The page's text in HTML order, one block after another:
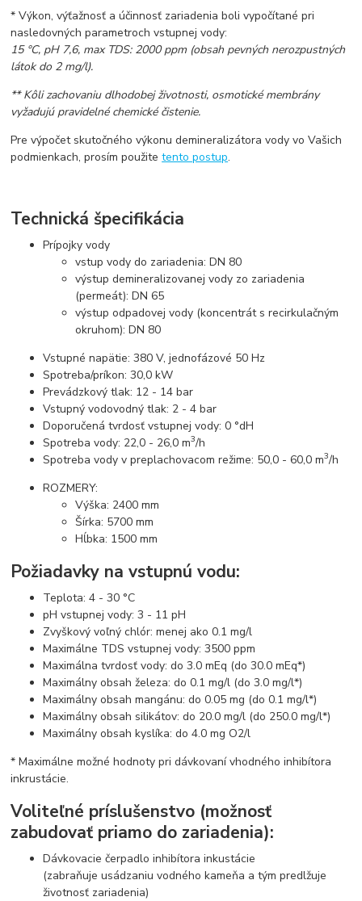
* Výkon, výťažnosť a účinnosť zariadenia boli vypočítané pri
nasledovných parametroch vstupnej vody:
15 °C, pH 7,6, max TDS: 2000 ppm (obsah pevných nerozpustných
látok do 2 mg/l).
**Kôli zachovaniu dlhodobej životnosti, osmotické membrány
vyžadujú pravidelné chemické čistenie.
Pre výpočet skutočného výkonu demineralizátora vody vo Vašich
podmienkach, prosím použitetento postup.
Technická špecifikácia
Prípojky vody
vstup vody do zariadenia: DN 80
výstup demineralizovanej vody zo zariadenia
(permeát): DN 65
výstup odpadovej vody (koncentrát s recirkulačným
okruhom): DN 80
Vstupné napätie: 380 V, jednofázové 50 Hz
Spotreba/príkon: 30,0 kW
Prevádzkový tlak: 12 - 14 bar
Vstupný vodovodný tlak: 2 - 4 bar
Doporučená tvrdosť vstupnej vody: 0 °dH
Spotreba vody: 22,0 - 26,0 m3/h
Spotreba vody v preplachovacom režime: 50,0 - 60,0 m3/h
ROZMERY:
Výška: 2400 mm
Šírka: 5700 mm
Hĺbka: 1500 mm
Požiadavky na vstupnú vodu:
Teplota: 4 - 30 °C
pH vstupnej vody: 3 - 11 pH
Zvyškový voľný chlór: menej ako 0.1 mg/l
Maximálne TDS vstupnej vody: 3500 ppm
Maximálna tvrdosť vody: do 3.0 mEq (do 30.0 mEq*)
Maximálny obsah železa: do 0.1 mg/l (do 3.0 mg/l*)
Maximálny obsah mangánu: do 0.05 mg (do 0.1 mg/l*)
Maximálny obsah silikátov: do 20.0 mg/l (do 250.0 mg/l*)
Maximálny obsah kyslíka: do 4.0 mg O2/l
* Maximálne možné hodnoty pri dávkovaní vhodného inhibítora
inkrustácie.
Voliteľné príslušenstvo (možnosť
zabudovať priamo do zariadenia):
Dávkovacie čerpadlo inhibítora inkustácie
(zabraňuje usádzaniu vodného kameňa a tým predlžuje
životnosť zariadenia)